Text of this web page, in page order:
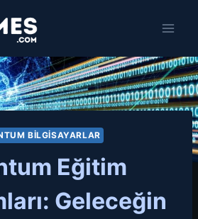
BILGISAYARLAR
Eğitim
Geleceğin